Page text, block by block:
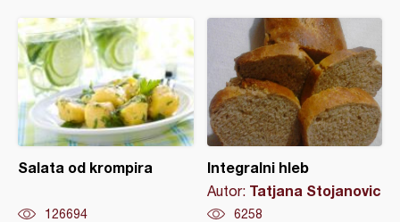
Salata od krompira
126694
Integralni hleb
Autor: Tatjana Stojanovic
6258